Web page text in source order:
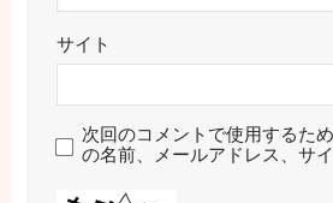
サイト
次回のコメントで使用するた
の名前、メールアドレス、サ